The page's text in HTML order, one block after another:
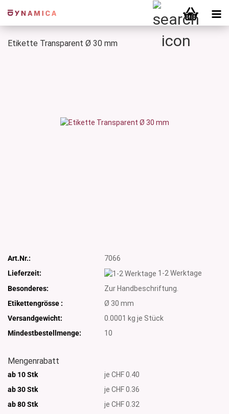
Etikette Transparent Ø 30 mm
Art.Nr.:
7066
Lieferzeit:
1-2 Werktage
Besonderes:
Zur Handbeschriftung.
Etikettengrösse :
Ø 30 mm
Versandgewicht:
0.0001 kg je Stück
Mindestbestellmenge:
10
Mengenrabatt
ab 10 Stk
je CHF 0.40
ab 30 Stk
je CHF 0.36
ab 80 Stk
je CHF 0.32